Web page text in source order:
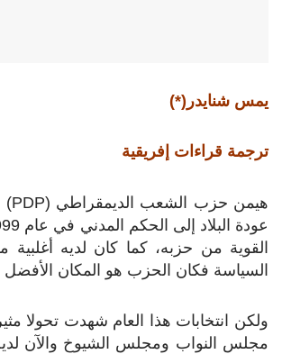
يمس شنايدر(*)
ترجمة قراءات إفريقية
هيمن حزب الشعب الديمقراطي (PDP
)
القوية من حزبه، كما كان لديه
السياسة فكان الحزب هو المكان الأفضل
ولكن انتخابات هذا العام شهدت